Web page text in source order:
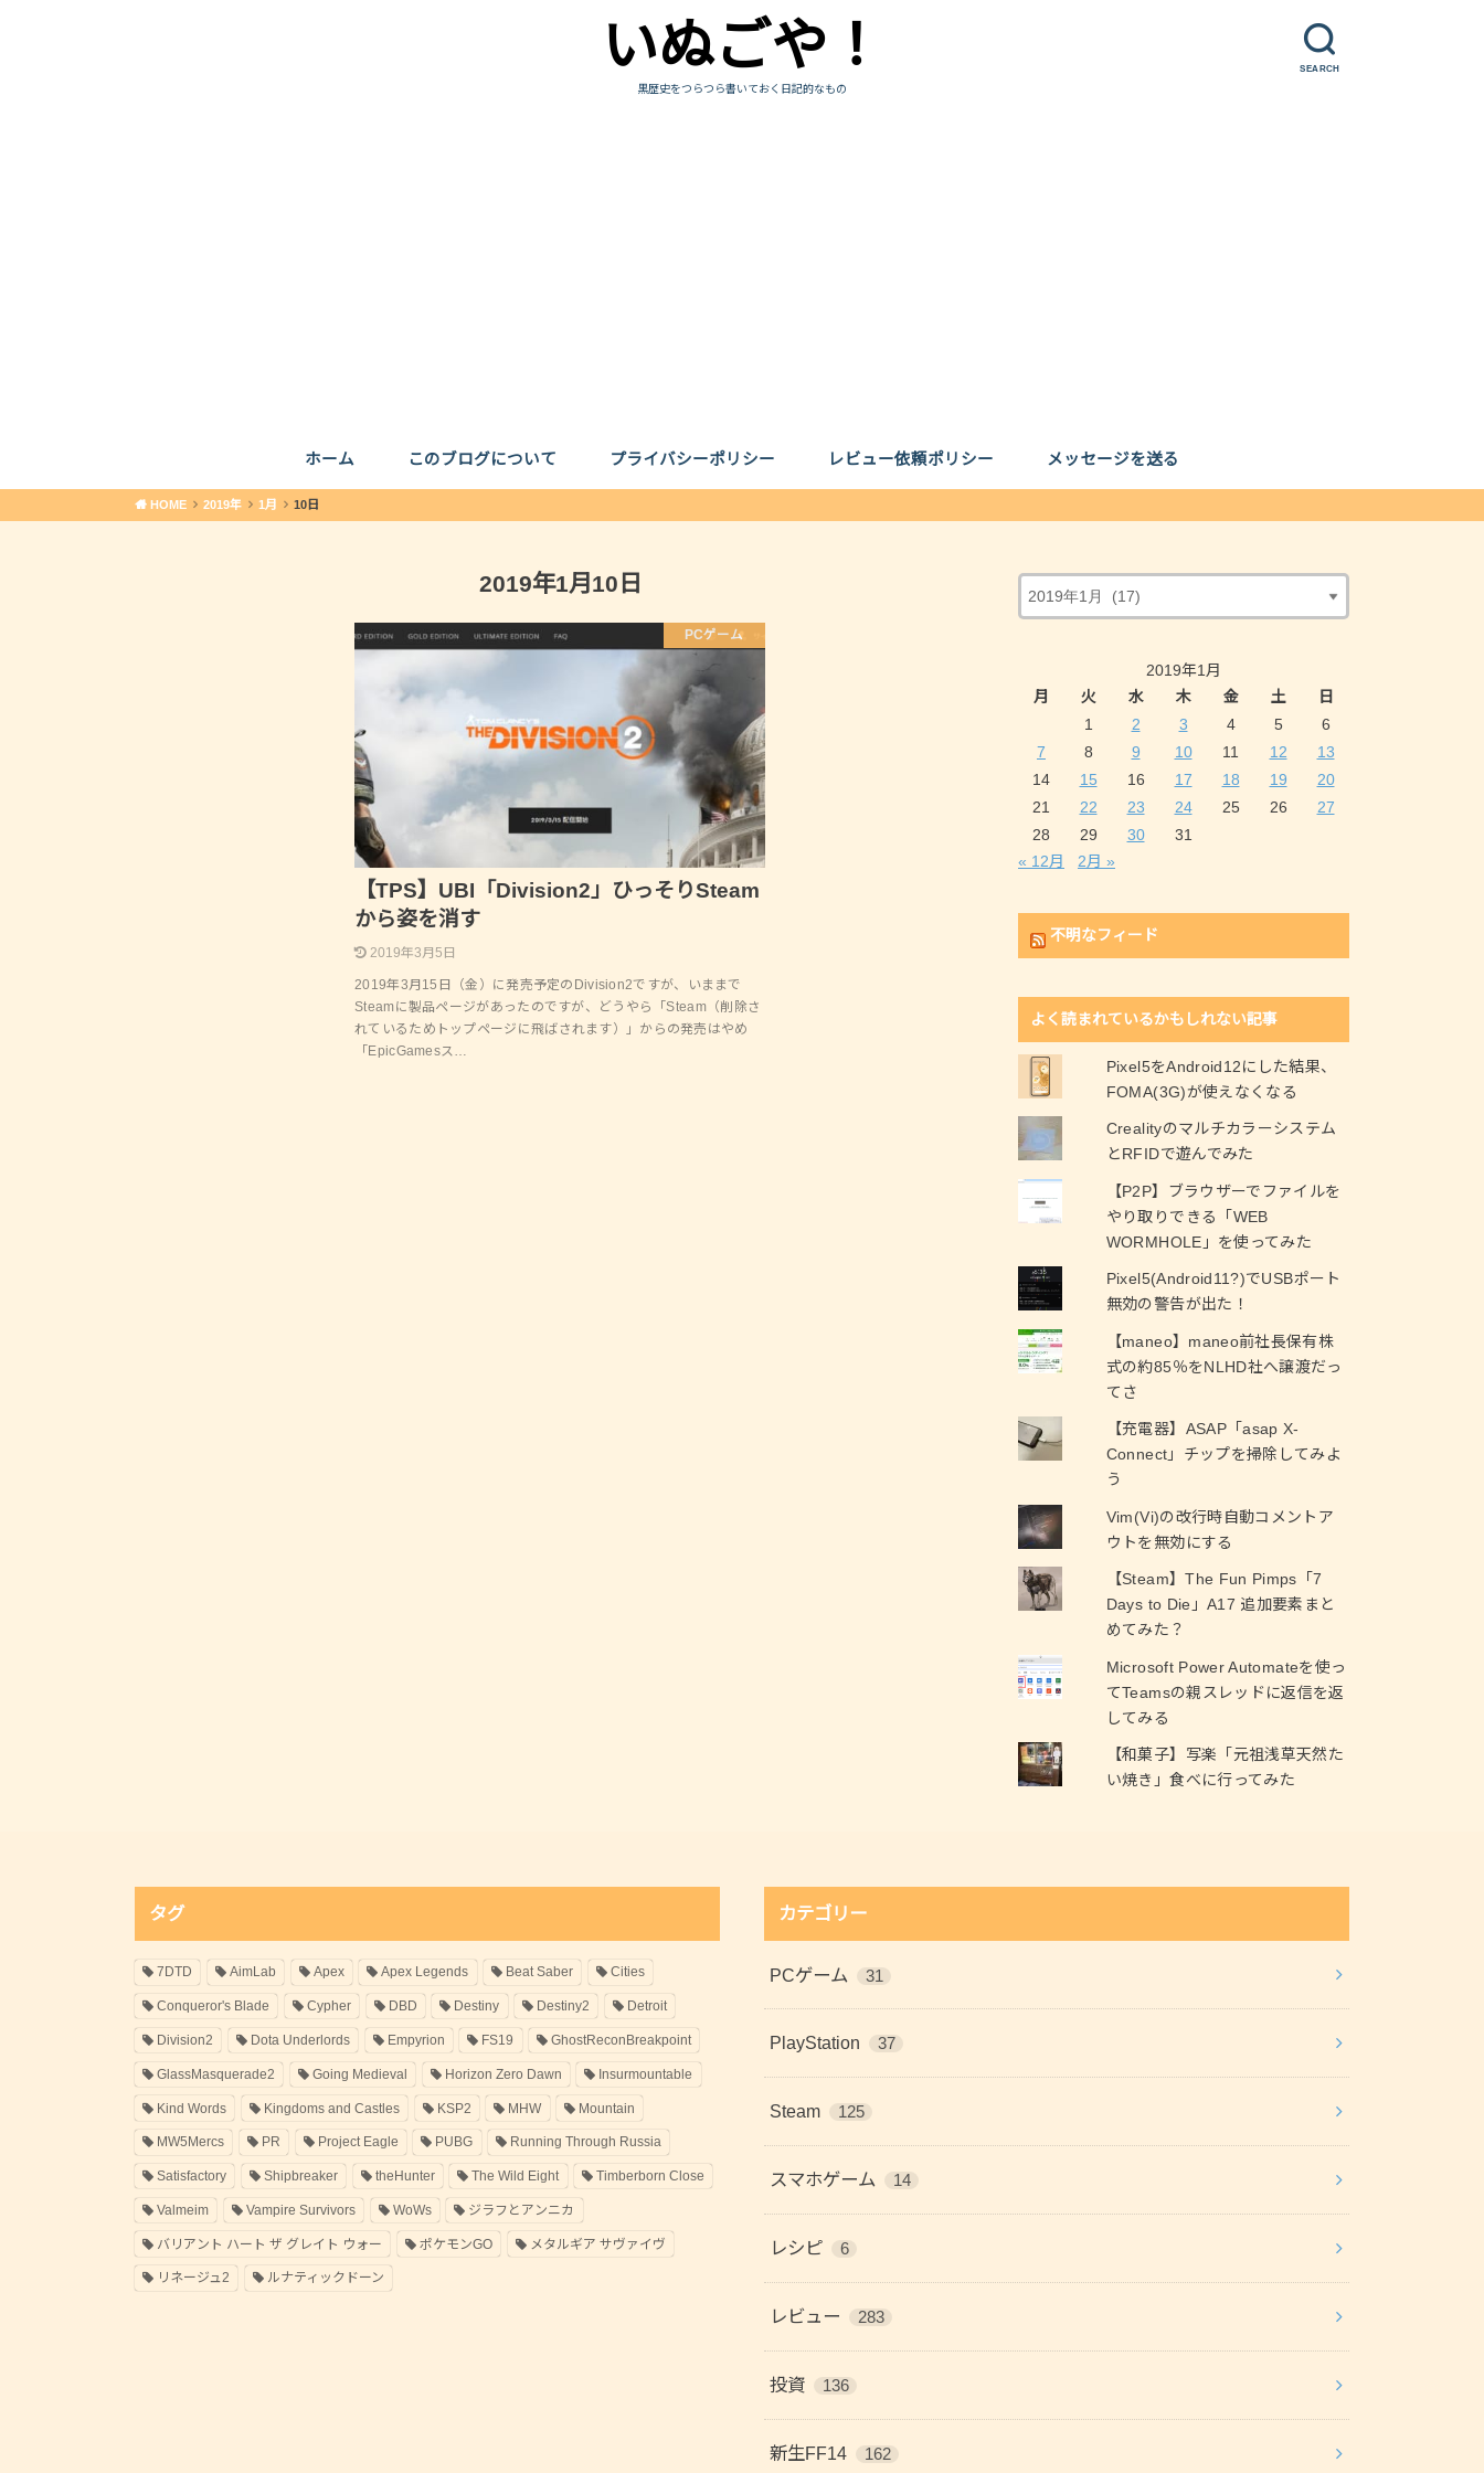
SEARCH
いぬごや！
黒歴史をつらつら書いておく日記的なもの
ホーム このブログについて プライバシーポリシー レビュー依頼ポリシー メッセージを送る
HOME 2019年 1月 10日
2019年1月10日
PCゲーム
【TPS】UBI「Division2」ひっそりSteam
から姿を消す
2019年3月5日
2019年3月15日（金）に発売予定のDivision2ですが、いままで
Steamに製品ページがあったのですが、どうやら「Steam（削除さ
れているためトップページに飛ばされます）」からの発売はやめ
「EpicGamesス…
2019年1月
月
火 水 木 金 土
日
1
2 3 4 5
6
7
8 9 10 11 12
13
14
15 16 17 18 19
20
21
22 23 24 25 26
27
28
29 30
31
« 12月
2月 »
不明なフィード
よく読まれているかもしれない記事
Pixel5をAndroid12にした結果、
FOMA(3G)が使えなくなる
Crealityのマルチカラーシステム
とRFIDで遊んでみた
【P2P】ブラウザーでファイルを
やり取りできる「WEB
WORMHOLE」を使ってみた
Pixel5(Android11?)でUSBポート
無効の警告が出た！
【maneo】maneo前社長保有株
式の約85％をNLHD社へ譲渡だっ
てさ
【充電器】ASAP「asap X-
Connect」チップを掃除してみよ
う
Vim(Vi)の改行時自動コメントア
ウトを無効にする
【Steam】The Fun Pimps「7
Days to Die」A17 追加要素まと
めてみた？
Microsoft Power Automateを使っ
てTeamsの親スレッドに返信を返
してみる
【和菓子】写楽「元祖浅草天然た
い焼き」食べに行ってみた
タグ
7DTD AimLab Apex Apex Legends Beat Saber Cities
Conqueror's Blade Cypher DBD Destiny Destiny2 Detroit
Division2 Dota Underlords Empyrion FS19 GhostReconBreakpoint
GlassMasquerade2 Going Medieval Horizon Zero Dawn Insurmountable
Kind Words Kingdoms and Castles KSP2 MHW Mountain
MW5Mercs PR Project Eagle PUBG Running Through Russia
Satisfactory Shipbreaker theHunter The Wild Eight Timberborn Close
Valmeim Vampire Survivors WoWs ジラフとアンニカ
バリアント ハート ザ グレイト ウォー ポケモンGO メタルギア サヴァイヴ
リネージュ2 ルナティックドーン
カテゴリー
PCゲーム 31
PlayStation 37
Steam 125
スマホゲーム 14
レシピ 6
レビュー 283
投資 136
新生FF14 162